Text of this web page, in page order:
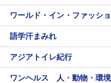
ワールド・イン・ファッシ
語学汗まみれ
アジアトイレ紀行
ワンヘルス 人・動物・環